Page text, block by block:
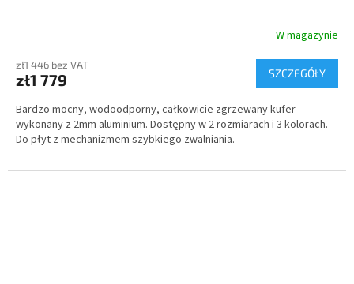
W magazynie
zł1 446 bez VAT
zł1 779 SZCZEGÓŁY
Bardzo mocny, wodoodporny, całkowicie zgrzewany kufer
wykonany z 2mm aluminium. Dostępny w 2 rozmiarach i 3 kolorach.
Do płyt z mechanizmem szybkiego zwalniania.